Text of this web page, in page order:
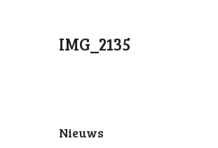
IMG_2135
Nieuws